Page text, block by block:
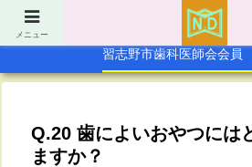
習志野市歯科医師会会
Q.20 歯によいおやつには
ますか？
メニュー